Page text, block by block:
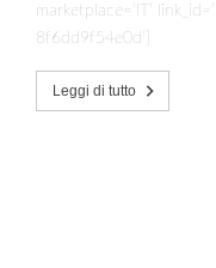
marketplace=’IT’
8f6dd9f54e0d’]
Leggi di tutto